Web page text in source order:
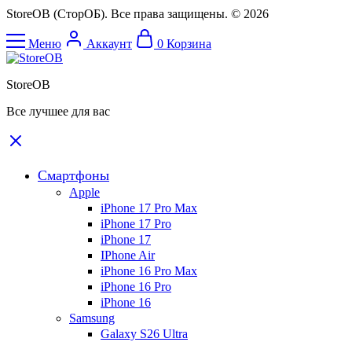
StoreOB (CторОБ). Все права защищены. © 2026
Меню Аккаунт 0 Корзина
StoreOB
Все лучшее для вас
Смартфоны
Apple
iPhone 17 Pro Max
iPhone 17 Pro
iPhone 17
IPhone Air
iPhone 16 Pro Max
iPhone 16 Pro
iPhone 16
Samsung
Galaxy S26 Ultra